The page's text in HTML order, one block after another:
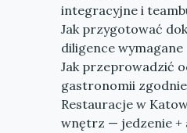
integracyjne i
Jak przygotować
diligence wymagane
Jak przeprowadzić
gastronomii zgodnie
Restauracje w
wnętrz — jedzenie +